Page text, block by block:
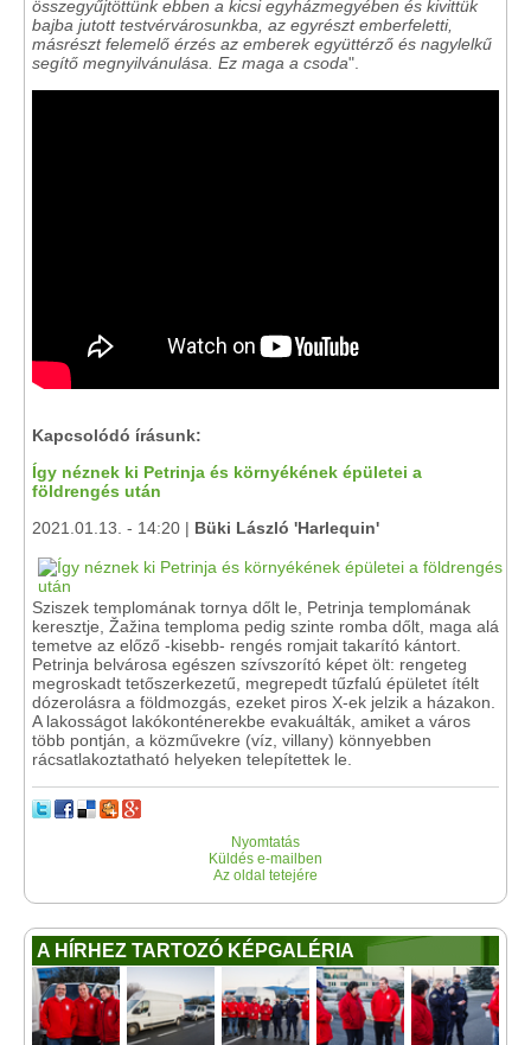
összegyűjtöttünk ebben a kicsi egyházmegyében és kivittük
bajba jutott testvérvárosunkba, az egyrészt emberfeletti,
másrészt felemelő érzés az emberek együttérző és nagylelkű
segítő megnyilvánulása. Ez maga a csoda".
Kapcsolódó írásunk:
Így néznek ki Petrinja és környékének épületei a
földrengés után
2021.01.13. - 14:20 | Büki László 'Harlequin'
Sziszek templomának tornya dőlt le, Petrinja templomának
keresztje, Žažina temploma pedig szinte romba dőlt, maga alá
temetve az előző -kisebb- rengés romjait takarító kántort.
Petrinja belvárosa egészen szívszorító képet ölt: rengeteg
megroskadt tetőszerkezetű, megrepedt tűzfalú épületet ítélt
dózerolásra a földmozgás, ezeket piros X-ek jelzik a házakon.
A lakosságot lakókonténerekbe evakuálták, amiket a város
több pontján, a közművekre (víz, villany) könnyebben
rácsatlakoztatható helyeken telepítettek le.
Nyomtatás
Küldés e-mailben
Az oldal tetejére
A HÍRHEZ TARTOZÓ KÉPGALÉRIA